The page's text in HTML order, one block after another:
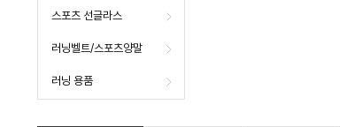
스포츠 선글라스
러닝벨트/스포츠양말
러닝 용품